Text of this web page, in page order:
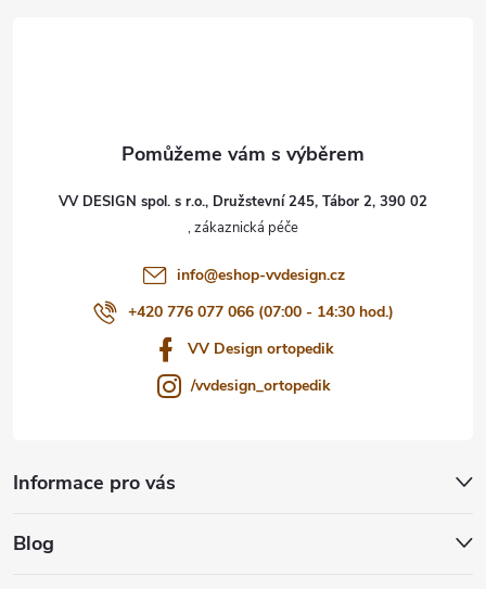
VV DESIGN spol. s r.o., Družstevní 245, Tábor 2, 390 02
info@eshop-vvdesign.cz
+420 776 077 066 (07:00 - 14:30 hod.)
VV Design ortopedik
/vvdesign_ortopedik
Informace pro vás
Blog